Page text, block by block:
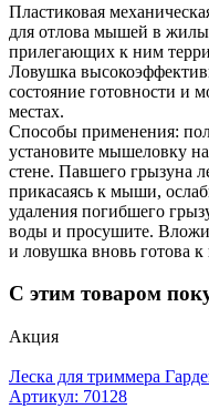
Пластиковая
для отлова мышей в
прилегающих к ним
Ловушка
состояние готовности и
местах.
Способы применения:
установите мышеловку
стене. Павшего грызуна
прикасаясь к мыши,
удаления погибшего
воды и просушите.
и ловушка вновь готова
С этим товаром
Акция
Леска для триммера
Артикул: 70128